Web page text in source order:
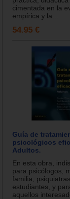
cimentada en la
empírica y la...
54.95 €
Guía de
psicológicos
Adultos.
En esta obra,
para psicólogos,
familia,
estudiantes, y
aquellos